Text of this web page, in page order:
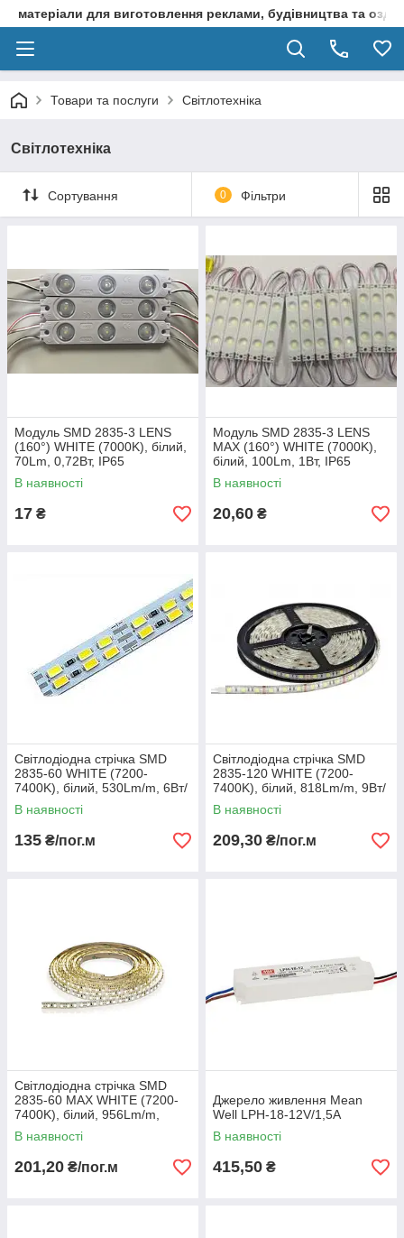
матеріали для виготовлення реклами, будівництва та
Товари та послуги Світлотехніка
Світлотехніка
Сортування 0 Фільтри
Модуль SMD 2835-3 LENS
(160°) WHITE (7000K), білий,
70Lm, 0,72Вт, IP65
В наявності
17 ₴
Модуль SMD 2835-3 LENS
MAX (160°) WHITE (7000K),
білий, 100Lm, 1Вт, IP65
В наявності
20,60 ₴
Світлодіодна стрічка SMD
2835-60 WHITE (7200-
7400K), білий, 530Lm/m, 6Вт/
м, PREMIUM, IP 33
В наявності
135 ₴/пог.м
Світлодіодна стрічка SMD
2835-120 WHITE (7200-
7400K), білий, 818Lm/m, 9Вт/
м, PREMIUM, IP 33
В наявності
209,30 ₴/пог.м
Світлодіодна стрічка SMD
2835-60 MAX WHITE (7200-
7400K), білий, 956Lm/m,
12Вт/м, PREMIUM, IP33
В наявності
201,20 ₴/пог.м
Джерело живлення Mean
Well LPH-18-12V/1,5A
В наявності
415,50 ₴